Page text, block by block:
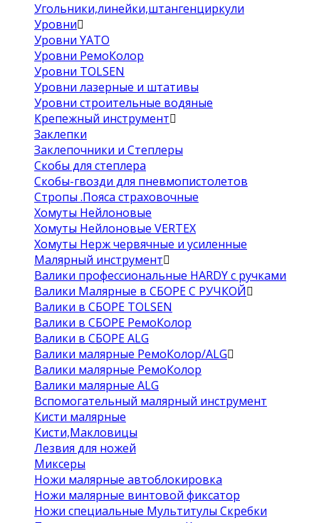
Угольники,линейки,штангенциркули
Уровни
Уровни YATO
Уровни РемоКолор
Уровни TOLSEN
Уровни лазерные и штативы
Уровни строительные водяные
Крепежный инструмент
Заклепки
Заклепочники и Степлеры
Скобы для степлера
Скобы-гвозди для пневмопистолетов
Стропы .Пояса страховочные
Хомуты Нейлоновые
Хомуты Нейлоновые VERTEX
Хомуты Нерж червячные и усиленные
Малярный инструмент
Валики профессиональные HARDY с ручками
Валики Малярные в СБОРЕ С РУЧКОЙ
Валики в СБОРЕ TOLSEN
Валики в СБОРЕ РемоКолор
Валики в СБОРЕ ALG
Валики малярные РемоКолор/ALG
Валики малярные РемоКолор
Валики малярные ALG
Вспомогательный малярный инструмент
Кисти малярные
Кисти,Макловицы
Лезвия для ножей
Миксеры
Ножи малярные автоблокировка
Ножи малярные винтовой фиксатор
Ножи специальные Мультитулы Скребки